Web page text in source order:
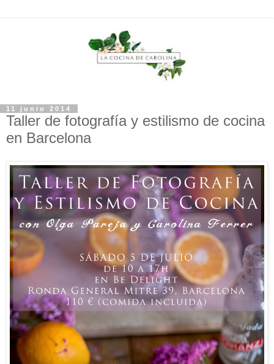
11 junio 2014
Taller de fotografía y estilismo de cocina
en Barcelona